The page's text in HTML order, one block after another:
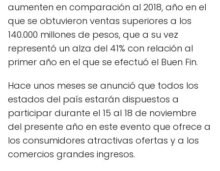
aumenten en comparación al 2018, año en el
que se obtuvieron ventas superiores a los
140.000 millones de pesos, que a su vez
representó un alza del 41% con relación al
primer año en el que se efectuó el Buen Fin.
Hace unos meses se anunció que todos los
estados del país estarán dispuestos a
participar durante el 15 al 18 de noviembre
del presente año en este evento que ofrece a
los consumidores atractivas ofertas y a los
comercios grandes ingresos.